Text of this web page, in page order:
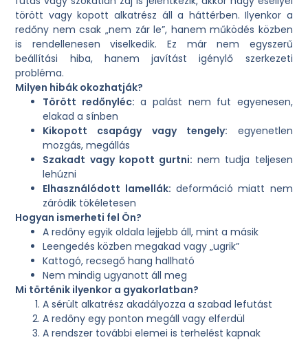
törött vagy kopott alkatrész áll a háttérben. Ilyenkor a
redőny nem csak „nem zár le”, hanem működés közben
is rendellenesen viselkedik. Ez már nem egyszerű
beállítási hiba, hanem javítást igénylő szerkezeti
probléma.
Milyen hibák okozhatják?
Törött redőnyléc: a palást nem fut egyenesen,
elakad a sínben
Kikopott csapágy vagy tengely: egyenetlen
mozgás, megállás
Szakadt vagy kopott gurtni: nem tudja teljesen
lehúzni
Elhasználódott lamellák: deformáció miatt nem
záródik tökéletesen
Hogyan ismerheti fel Ön?
A redőny egyik oldala lejjebb áll, mint a másik
Leengedés közben megakad vagy „ugrik”
Kattogó, recsegő hang hallható
Nem mindig ugyanott áll meg
Mi történik ilyenkor a gyakorlatban?
A sérült alkatrész akadályozza a szabad lefutást
A redőny egy ponton megáll vagy elferdül
A rendszer további elemei is terhelést kapnak